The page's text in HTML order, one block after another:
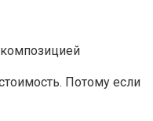
Потому если